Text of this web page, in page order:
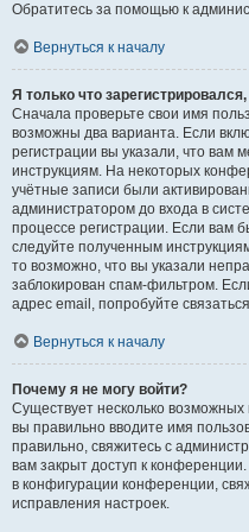
Обратитесь за помощью к
Вернуться к началу
Я только что
Сначала проверьте свои имя
возможны два варианта. Если
регистрации вы указали, что вам
инструкциям. На некоторых
учётные записи были
администратором до входа в
процессе регистрации. Если вам
следуйте полученным
то возможно, что вы указали
заблокирован спам-фильтром.
адрес email, попробуйте
Вернуться к началу
Почему я не могу войти?
Существует несколько
вы правильно вводите имя
правильно, свяжитесь с
вам закрыт доступ к
в конфигурации конференции,
исправления настроек.